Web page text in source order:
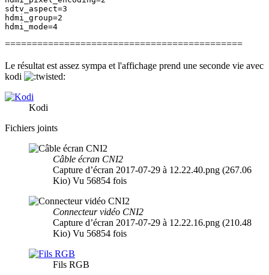
sdtv_aspect=3
hdmi_group=2
============================================
Le résultat est assez sympa et l'affichage prend une seconde vie avec
kodi
Kodi
Fichiers joints
Câble écran CNI2
Capture d’écran 2017-07-29 à 12.22.40.png (267.06
Kio) Vu 56854 fois
Connecteur vidéo CNI2
Capture d’écran 2017-07-29 à 12.22.16.png (210.48
Kio) Vu 56854 fois
Fils RGB